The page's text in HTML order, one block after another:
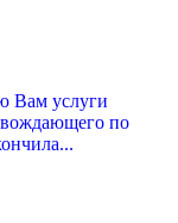
Вам услуги
по